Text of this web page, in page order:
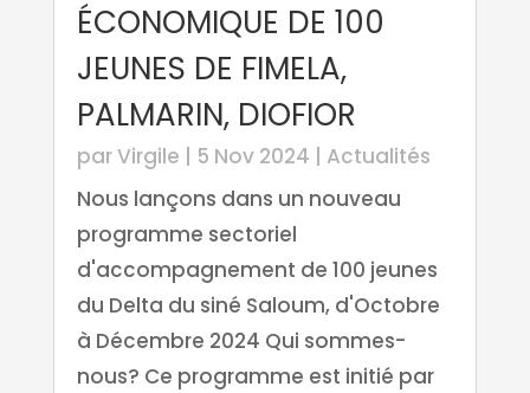
ÉCONOMIQUE DE 100
JEUNES DE FIMELA,
PALMARIN, DIOFIOR
parVirgile | 5 Nov 2024 | Actualités
Nous lançons dans un nouveau
programme sectoriel
d'accompagnement de 100 jeunes
du Delta du siné Saloum, d'Octobre
à Décembre 2024 Qui sommes-
nous? Ce programme est initié par